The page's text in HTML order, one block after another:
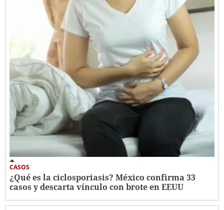
CASOS
¿Qué es la ciclosporiasis? México confirma 33
casos y descarta vínculo con brote en EEUU